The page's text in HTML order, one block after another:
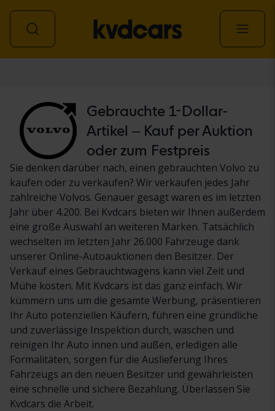
Gebrauchte 1-Dollar-
Artikel – Kauf per Auktion
oder zum Festpreis
Sie denken darüber nach, einen gebrauchten Volvo zu
kaufen oder zu verkaufen? Wir verkaufen jedes Jahr
zahlreiche Volvos. Genauer gesagt waren es im letzten
Jahr über 4.200. Bei Kvdcars bieten wir Ihnen außerdem
eine große Auswahl an weiteren Marken. Tatsächlich
wechselten im letzten Jahr 26.000 Fahrzeuge dank
unserer Online-Autoauktionen den Besitzer. Der
Verkauf eines Gebrauchtwagens kann viel Zeit und
Mühe kosten. Mit Kvdcars ist das ganz einfach. Wir
kümmern uns um die gesamte Werbung, präsentieren
Ihr Auto potenziellen Käufern, führen eine gründliche
und zuverlässige Inspektion durch, waschen und
reinigen Ihr Auto innen und außen, erledigen alle
Formalitäten, sorgen für die Auslieferung Ihres
Fahrzeugs an den neuen Besitzer und gewährleisten
eine schnelle und sichere Bezahlung. Überlassen Sie
Kvdcars die Arbeit.